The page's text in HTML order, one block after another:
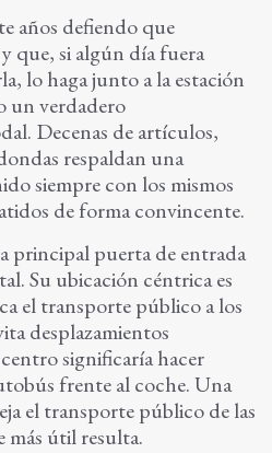
años defiendo que
que, si algún día fuera
lo haga junto a la estación
un verdadero
Decenas de artículos,
respaldan una
siempre con los mismos
de forma convincente.
principal puerta de entrada
Su ubicación céntrica es
el transporte público a los
desplazamientos
significaría hacer
frente al coche. Una
el transporte público de las
más útil resulta.